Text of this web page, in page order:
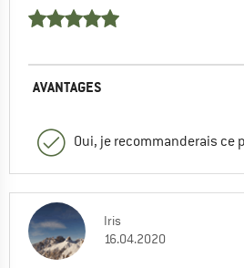
AVANTAGES
Oui, je recommanderais ce
Iris
16.04.2020